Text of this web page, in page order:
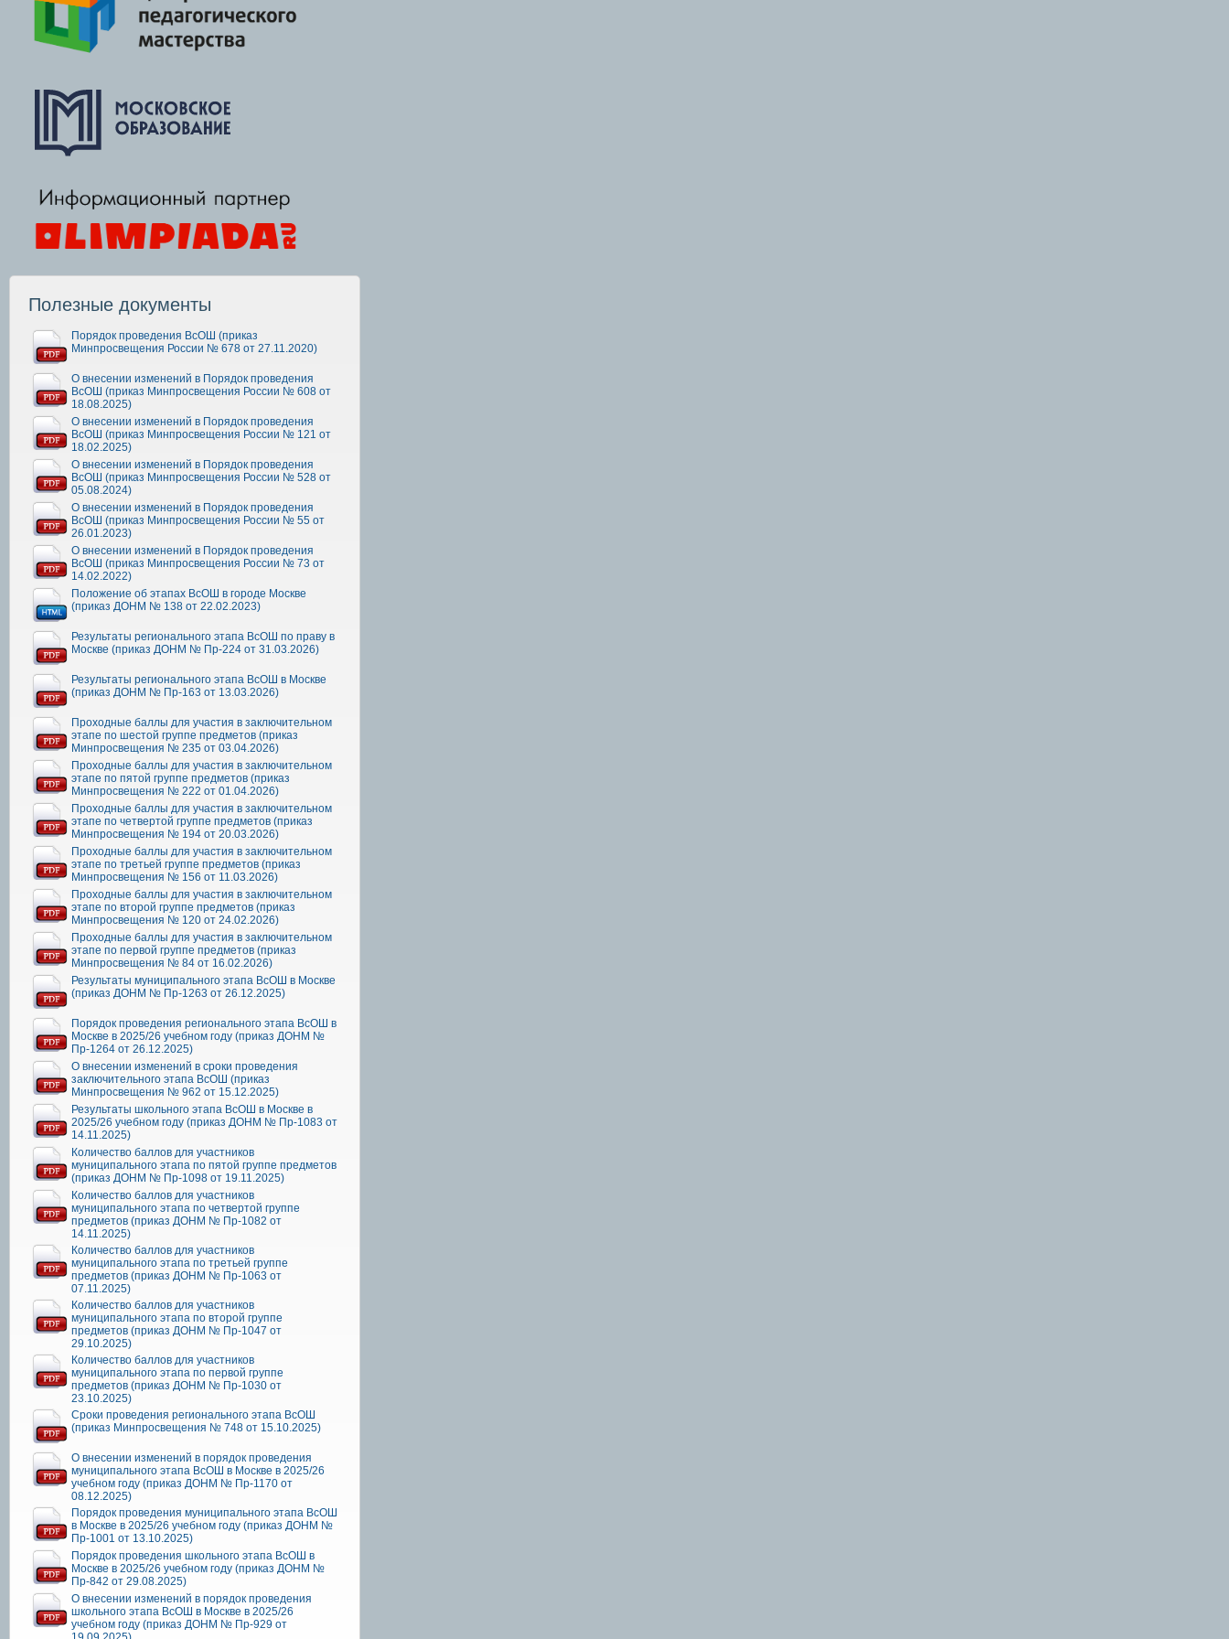
Полезные документы
Порядок проведения ВсОШ (приказ
Минпросвещения России № 678 от 27.11.2020)
О внесении изменений в Порядок проведения
ВсОШ (приказ Минпросвещения России № 608 от
18.08.2025)
О внесении изменений в Порядок проведения
ВсОШ (приказ Минпросвещения России № 121 от
18.02.2025)
О внесении изменений в Порядок проведения
ВсОШ (приказ Минпросвещения России № 528 от
05.08.2024)
О внесении изменений в Порядок проведения
ВсОШ (приказ Минпросвещения России № 55 от
26.01.2023)
О внесении изменений в Порядок проведения
ВсОШ (приказ Минпросвещения России № 73 от
14.02.2022)
Положение об этапах ВсОШ в городе Москве
(приказ ДОНМ № 138 от 22.02.2023)
Результаты регионального этапа ВсОШ по праву в
Москве (приказ ДОНМ № Пр-224 от 31.03.2026)
Результаты регионального этапа ВсОШ в Москве
(приказ ДОНМ № Пр-163 от 13.03.2026)
Проходные баллы для участия в заключительном
этапе по шестой группе предметов (приказ
Минпросвещения № 235 от 03.04.2026)
Проходные баллы для участия в заключительном
этапе по пятой группе предметов (приказ
Минпросвещения № 222 от 01.04.2026)
Проходные баллы для участия в заключительном
этапе по четвертой группе предметов (приказ
Минпросвещения № 194 от 20.03.2026)
Проходные баллы для участия в заключительном
этапе по третьей группе предметов (приказ
Минпросвещения № 156 от 11.03.2026)
Проходные баллы для участия в заключительном
этапе по второй группе предметов (приказ
Минпросвещения № 120 от 24.02.2026)
Проходные баллы для участия в заключительном
этапе по первой группе предметов (приказ
Минпросвещения № 84 от 16.02.2026)
Результаты муниципального этапа ВсОШ в Москве
(приказ ДОНМ № Пр-1263 от 26.12.2025)
Порядок проведения регионального этапа ВсОШ в
Москве в 2025/26 учебном году (приказ ДОНМ №
Пр-1264 от 26.12.2025)
О внесении изменений в сроки проведения
заключительного этапа ВсОШ (приказ
Минпросвещения № 962 от 15.12.2025)
Результаты школьного этапа ВсОШ в Москве в
2025/26 учебном году (приказ ДОНМ № Пр-1083 от
14.11.2025)
Количество баллов для участников
муниципального этапа по пятой группе предметов
(приказ ДОНМ № Пр-1098 от 19.11.2025)
Количество баллов для участников
муниципального этапа по четвертой группе
предметов (приказ ДОНМ № Пр-1082 от
14.11.2025)
Количество баллов для участников
муниципального этапа по третьей группе
предметов (приказ ДОНМ № Пр-1063 от
07.11.2025)
Количество баллов для участников
муниципального этапа по второй группе
предметов (приказ ДОНМ № Пр-1047 от
29.10.2025)
Количество баллов для участников
муниципального этапа по первой группе
предметов (приказ ДОНМ № Пр-1030 от
23.10.2025)
Сроки проведения регионального этапа ВсОШ
(приказ Минпросвещения № 748 от 15.10.2025)
О внесении изменений в порядок проведения
муниципального этапа ВсОШ в Москве в 2025/26
учебном году (приказ ДОНМ № Пр-1170 от
08.12.2025)
Порядок проведения муниципального этапа ВсОШ
в Москве в 2025/26 учебном году (приказ ДОНМ №
Пр-1001 от 13.10.2025)
Порядок проведения школьного этапа ВсОШ в
Москве в 2025/26 учебном году (приказ ДОНМ №
Пр-842 от 29.08.2025)
О внесении изменений в порядок проведения
школьного этапа ВсОШ в Москве в 2025/26
учебном году (приказ ДОНМ № Пр-929 от